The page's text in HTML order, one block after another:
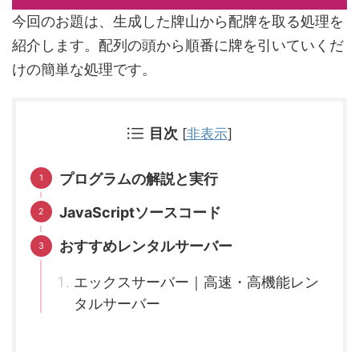
今回のお題は、生成した牌山から配牌を取る処理を
紹介します。配列の頭から順番に牌を引いていくだ
けの簡単な処理です。
目次 [非表示]
プログラムの解説と実行
JavaScriptソースコード
おすすめレンタルサーバー
エックスサーバー｜高速・高機能レン
タルサーバー